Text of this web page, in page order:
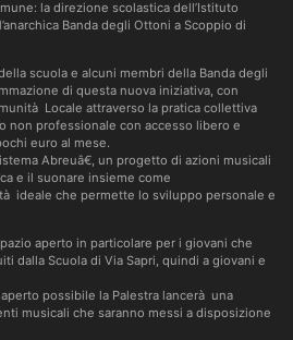
la direzione scolastica dell’Istituto
Banda degli Ottoni a Scoppio di
scuola e alcuni membri della Banda degli
di questa nuova iniziativa, con
Locale attraverso la pratica collettiva
non professionale con accesso libero e
euro al mese.
Abreuâ€, un progetto di azioni musicali
e il suonare insieme come
ideale che permette lo sviluppo personale e
aperto in particolare per i giovani che
dalla Scuola di Via Sapri, quindi a giovani e
possibile la Palestra lancerà una
musicali che saranno messi a disposizione